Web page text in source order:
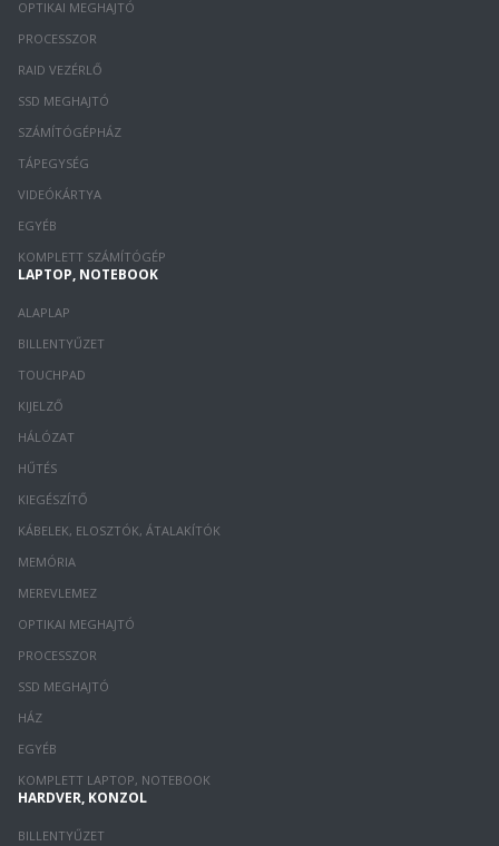
OPTIKAI MEGHAJTÓ
PROCESSZOR
RAID VEZÉRLŐ
SSD MEGHAJTÓ
SZÁMÍTÓGÉPHÁZ
TÁPEGYSÉG
VIDEÓKÁRTYA
EGYÉB
KOMPLETT SZÁMÍTÓGÉP
LAPTOP, NOTEBOOK
ALAPLAP
BILLENTYŰZET
TOUCHPAD
KIJELZŐ
HÁLÓZAT
HŰTÉS
KIEGÉSZÍTŐ
KÁBELEK, ELOSZTÓK, ÁTALAKÍTÓK
MEMÓRIA
MEREVLEMEZ
OPTIKAI MEGHAJTÓ
PROCESSZOR
SSD MEGHAJTÓ
HÁZ
EGYÉB
KOMPLETT LAPTOP, NOTEBOOK
HARDVER, KONZOL
BILLENTYŰZET